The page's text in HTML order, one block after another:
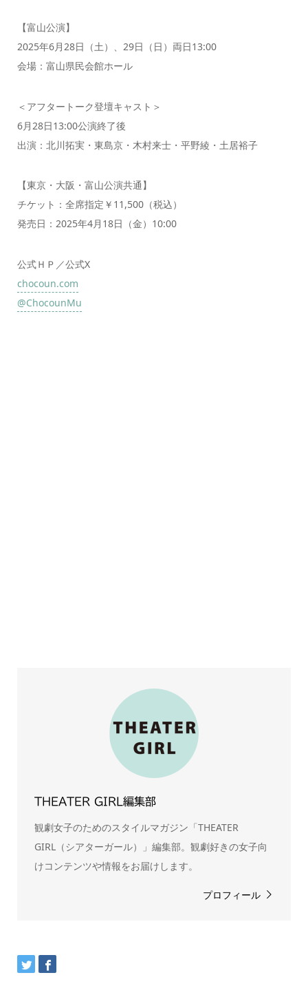
【富山公演】
2025年6月28日（土）、29日（日）両日13:00
会場：富山県民会館ホール
＜アフタートーク登壇キャスト＞
6月28日13:00公演終了後
出演：北川拓実・東島京・木村来士・平野綾・土居裕子
【東京・大阪・富山公演共通】
チケット：全席指定￥11,500（税込）
発売日：2025年4月18日（金）10:00
公式ＨＰ／公式X
chocoun.com
@ChocounMu
THEATER GIRL編集部
観劇女子のためのスタイルマガジン「THEATER
GIRL（シアターガール）」編集部。観劇好きの女子向
けコンテンツや情報をお届けします。
プロフィール